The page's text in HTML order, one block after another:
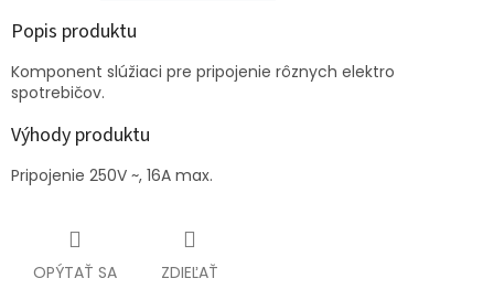
Popis produktu
Komponent slúžiaci pre pripojenie rôznych elektro
spotrebičov.
Výhody produktu
Pripojenie 250V ~, 16A max.
OPÝTAŤ SA ZDIEĽAŤ